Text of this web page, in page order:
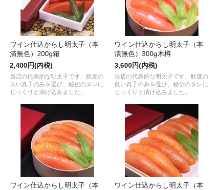
ワイン仕込からし明太子（本
漬無色）200g箱
2,400円(内税)
当店の代表的な明太子です、鮮度の
良い真子のみを選び、秘伝のタレに
じっくりと漬け込みました。
ワイン仕込からし明太子（本
漬無色）300g木樽
3,600円(内税)
当店の代表的な明太子です、鮮度の
良い真子のみを選び、秘伝のタレに
じっくりと漬け込みました。
ワイン仕込からし明太子（本
ワイン仕込からし明太子（本